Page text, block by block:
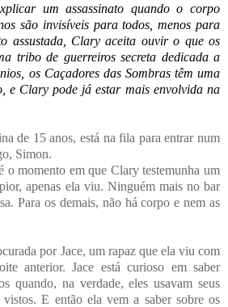
um assassinato quando o corpo
são invisíveis para todos, menos para
assustada, Clary aceita ouvir o que os
tribo de guerreiros secreta dedicada a
os Caçadores das Sombras têm uma
e Clary pode já estar mais envolvida na
de 15 anos, está na fila para entrar num
Simon.
o momento em que Clary testemunha um
apenas ela viu. Ninguém mais no bar
Para os demais, não há corpo e nem as
por Jace, um rapaz que ela viu com
anterior. Jace está curioso em saber
quando, na verdade, eles usavam seus
vistos. E então ela vem a saber sobre os